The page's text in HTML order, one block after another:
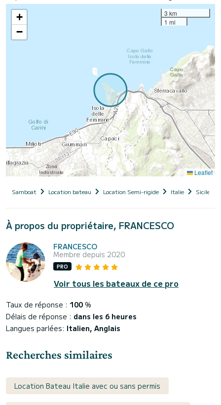
+
−
3 km
1 mi
Leaflet
Samboat Location bateau Location Semi-rigide Italie Sicile
À propos du propriétaire, FRANCESCO
FRANCESCO
Membre depuis 2020
PRO
Voir tous les bateaux de ce pro
Taux de réponse : 100 %
Délais de réponse : dans les 6 heures
Langues parlées: Italien, Anglais
Recherches similaires
Location Bateau Italie avec ou sans permis